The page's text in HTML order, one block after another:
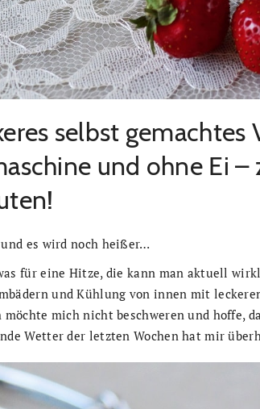
selbst
und ohne Ei
und es wird noch heißer…
für eine Hitze, die kann man aktuell
und Kühlung von innen mit
möchte mich nicht beschweren und hoffe,
Wetter der letzten Wochen hat mir